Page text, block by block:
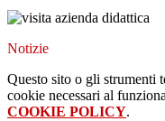
Notizie
Questo sito o gli strumenti
cookie necessari al
COOKIE POLICY.